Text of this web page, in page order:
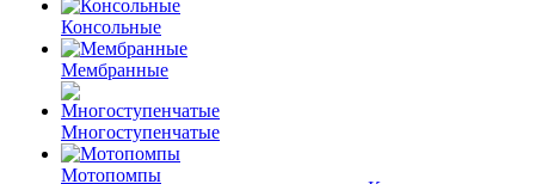
Консольные
Мембранные
Многоступенчатые
Мотопомпы